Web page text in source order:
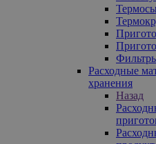
Термосы
Расходные
хранения
Назад